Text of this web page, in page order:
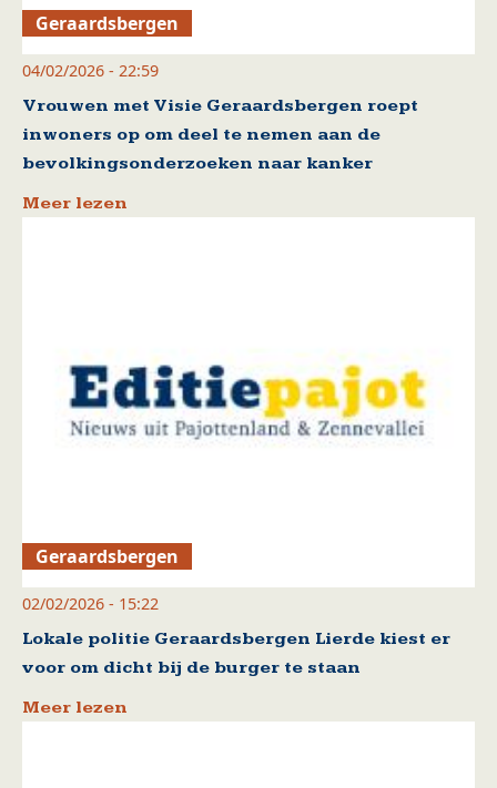
Geraardsbergen
04/02/2026 - 22:59
Vrouwen met Visie Geraardsbergen roept
inwoners op om deel te nemen aan de
bevolkingsonderzoeken naar kanker
Meer lezen
Geraardsbergen
02/02/2026 - 15:22
Lokale politie Geraardsbergen Lierde kiest er
voor om dicht bij de burger te staan
Meer lezen